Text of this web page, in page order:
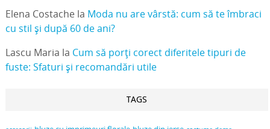
Elena Costachela Moda nu are vârstă: cum să te îmbraci
cu stil și după 60 de ani?
Lascu Maria la Cum să porți corect diferitele tipuri de
fuste: Sfaturi și recomandări utile
TAGS